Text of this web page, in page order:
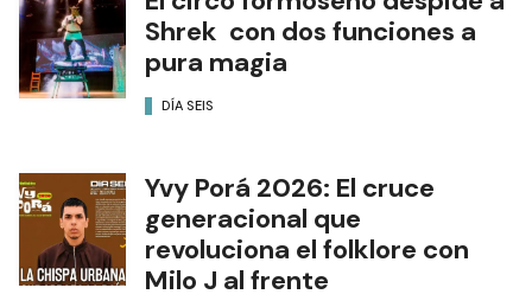
Shrek con dos funciones a
pura magia
DÍA SEIS
Yvy Porá 2026: El cruce
generacional que
revoluciona el folklore con
Milo J al frente